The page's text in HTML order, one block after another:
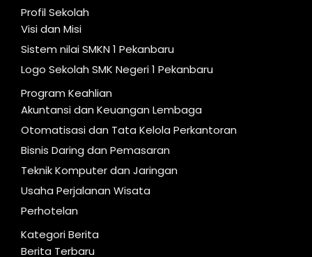
Profil Sekolah
Visi dan Misi
Sistem nilai SMKN 1 Pekanbaru
Logo Sekolah SMK Negeri 1 Pekanbaru
Program Keahlian
Akuntansi dan Keuangan Lembaga
Otomatisasi dan Tata Kelola Perkantoran
Bisnis Daring dan Pemasaran
Teknik Komputer dan Jaringan
Usaha Perjalanan Wisata
Perhotelan
Kategori Berita
Berita Terbaru